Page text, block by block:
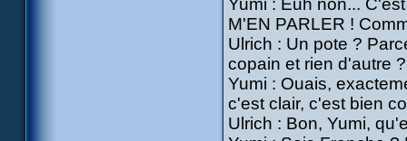
Yumi : Euh non...
M'EN PARLER !
Ulrich : Un pote ?
copain et rien d'autre ?
Yumi : Ouais,
c'est clair, c'est bien
Ulrich : Bon, Yumi,